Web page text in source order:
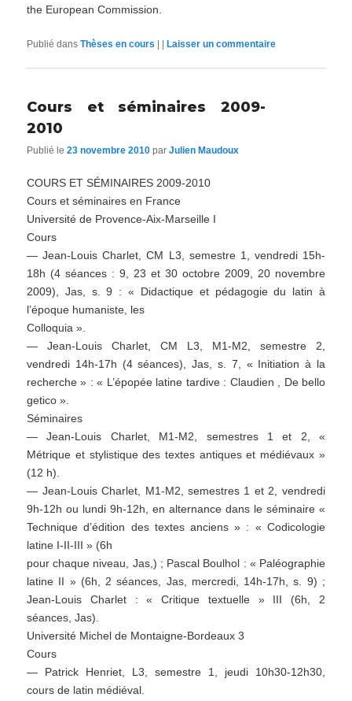
the European Commission.
Publié dans Thèses en cours | |Laisser un commentaire
Cours et séminaires 2009-
2010
Publié le23 novembre 2010 parJulien Maudoux
COURS ET SÉMINAIRES 2009-2010
Cours et séminaires en France
Université de Provence-Aix-Marseille I
Cours
— Jean-Louis Charlet, CM L3, semestre 1, vendredi 15h-
18h (4 séances : 9, 23 et 30 octobre 2009, 20 novembre
2009), Jas, s. 9 : « Didactique et pédagogie du latin à
l’époque humaniste, les
Colloquia ».
— Jean-Louis Charlet, CM L3, M1-M2, semestre 2,
vendredi 14h-17h (4 séances), Jas, s. 7, « Initiation à la
recherche » : « L’épopée latine tardive : Claudien , De bello
getico ».
Séminaires
— Jean-Louis Charlet, M1-M2, semestres 1 et 2, «
Métrique et stylistique des textes antiques et médiévaux »
(12 h).
— Jean-Louis Charlet, M1-M2, semestres 1 et 2, vendredi
9h-12h ou lundi 9h-12h, en alternance dans le séminaire «
Technique d’édition des textes anciens » : « Codicologie
latine I-II-III » (6h
pour chaque niveau, Jas,) ; Pascal Boulhol : « Paléographie
latine II » (6h, 2 séances, Jas, mercredi, 14h-17h, s. 9) ;
Jean-Louis Charlet : « Critique textuelle » III (6h, 2
séances, Jas).
Université Michel de Montaigne-Bordeaux 3
Cours
— Patrick Henriet, L3, semestre 1, jeudi 10h30-12h30,
cours de latin médiéval.